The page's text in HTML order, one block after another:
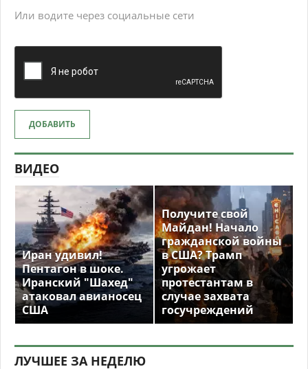
Или водите через социальные сети
ДОБАВИТЬ
ВИДЕО
Иран удивил!
Пентагон в шоке.
Иранский "Шахед"
атаковал авианосец
США
Получите свой
Майдан! Начало
гражданской войны
в США? Трамп
угрожает
протестантам в
случае захвата
госучреждений
ЛУЧШЕЕ ЗА НЕДЕЛЮ